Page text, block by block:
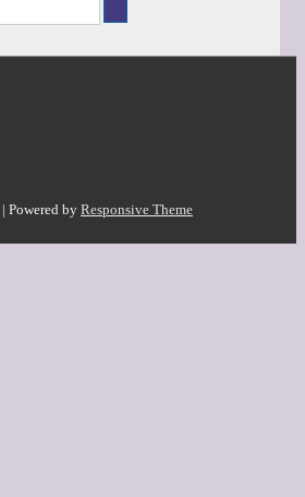
| Powered by Responsive Theme